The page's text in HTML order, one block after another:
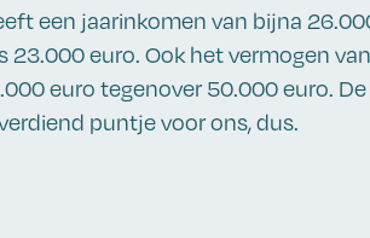
een jaarinkomen van bijna
euro. Ook het vermogen
euro tegenover 50.000 euro.
puntje voor ons, dus.